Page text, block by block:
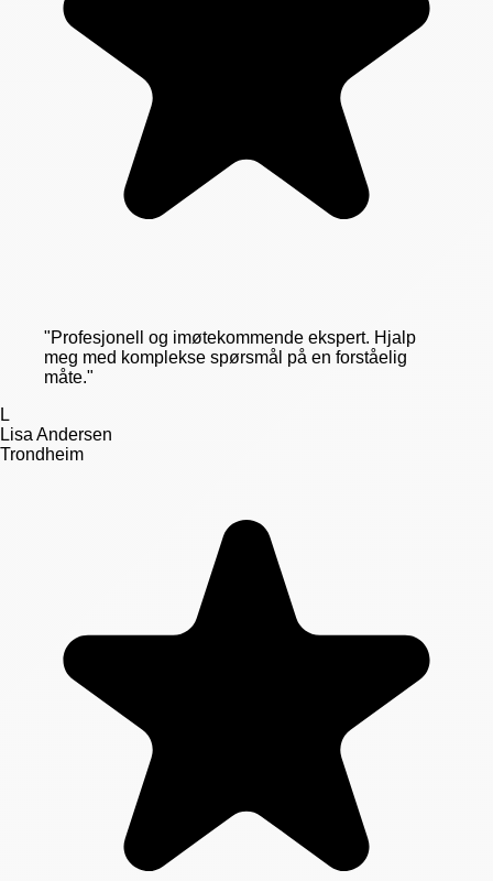
"Profesjonell og imøtekommende ekspert. Hjalp
meg med komplekse spørsmål på en forståelig
måte."
L
Lisa Andersen
Trondheim